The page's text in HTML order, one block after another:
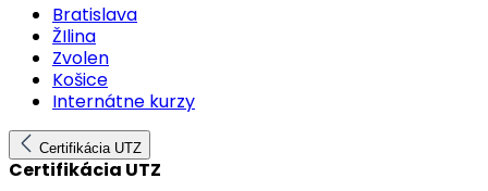
Bratislava
ŽIlina
Zvolen
Košice
Internátne kurzy
Certifikácia UTZ
Certifikácia UTZ